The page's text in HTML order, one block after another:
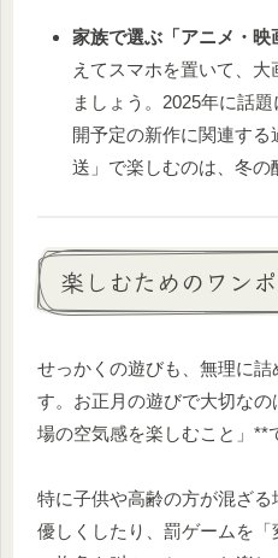
家族で選ぶ「アニメ・映
えてスマホを置いて、
ましょう。2025年に話
開予定の新作に関連す
送」で楽しむのは、冬の
楽しむためのワン
せっかくの遊びも、無理に詰
す。お正月の遊びで大切な
場の空気感を楽しむこと」**
特に子供や高齢の方が混ざ
優しくしたり、罰ゲームを